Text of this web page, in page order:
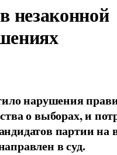
незаконной
нарушения
о выборах, и
партии на
в суд.